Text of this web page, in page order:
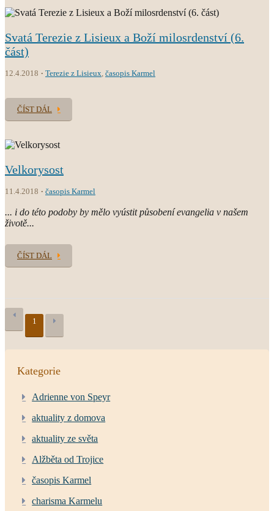
Svatá Terezie z Lisieux a Boží milosrdenství (6.
část)
12.4.2018 Terezie z Lisieux časopis Karmel
ČÍST DÁL
Velkorysost
11.4.2018 časopis Karmel
... i do této podoby by mělo vyústit působení evangelia v našem
životě...
ČÍST DÁL
1
Kategorie
Adrienne von Speyr
aktuality z domova
aktuality ze světa
Alžběta od Trojice
časopis Karmel
charisma Karmelu